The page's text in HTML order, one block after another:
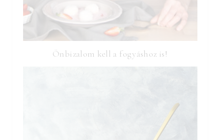
Önbizalom kell a fogyáshoz is!